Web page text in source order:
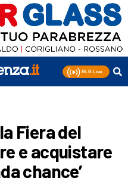
Fiera del
e acquistare
chance’